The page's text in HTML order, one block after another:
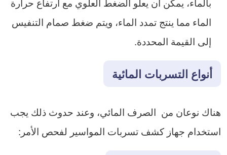
الماء مما ينتج تمدد الماء، ويتم ضغط صمام التنفيس
إلى القيمة المحددة.
أنواع التسربات المائية
هناك نوعان من الصرف المائي، وعند حدوث ذلك يجب
استخدام جهاز كشف تسربات المواسير لفحص الأمر: